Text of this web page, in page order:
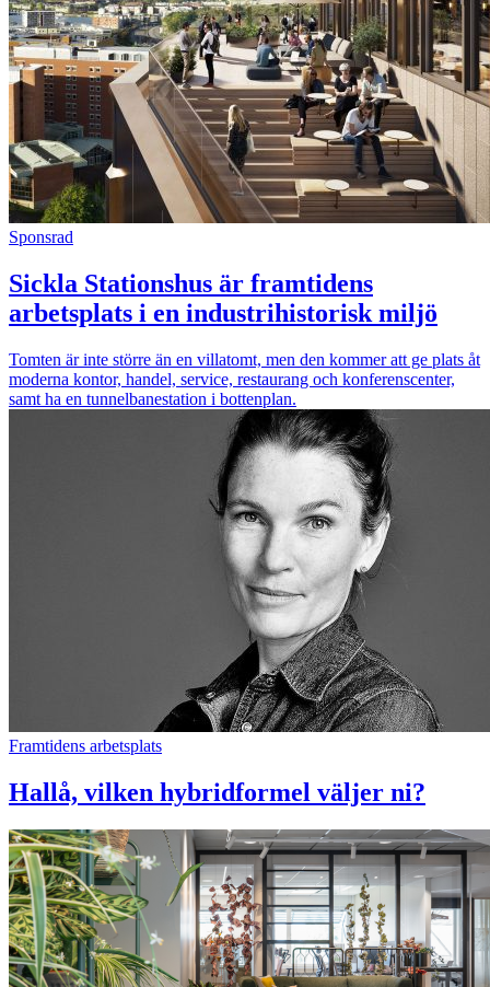
Sponsrad
Sickla Stationshus är framtidens
arbetsplats i en industrihistorisk miljö
Tomten är inte större än en villatomt, men den kommer att ge plats åt
moderna kontor, handel, service, restaurang och konferenscenter,
samt ha en tunnelbanestation i bottenplan.
Framtidens arbetsplats
Hallå, vilken hybridformel väljer ni?